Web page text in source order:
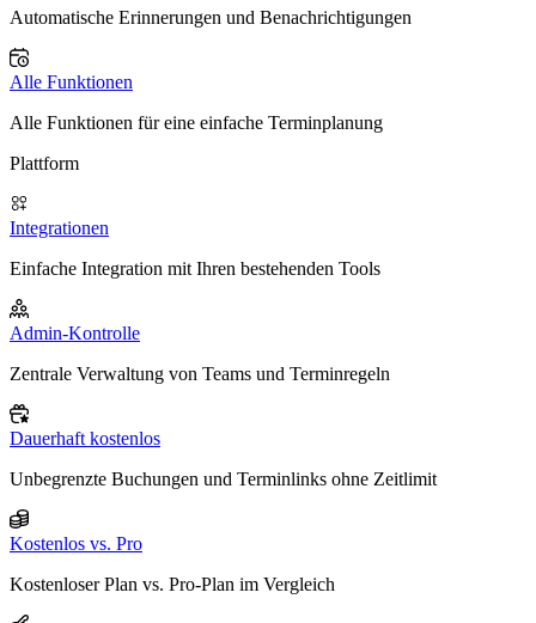
Automatische Erinnerungen und Benachrichtigungen
Alle Funktionen
Alle Funktionen für eine einfache Terminplanung
Plattform
Integrationen
Einfache Integration mit Ihren bestehenden Tools
Admin-Kontrolle
Zentrale Verwaltung von Teams und Terminregeln
Dauerhaft kostenlos
Unbegrenzte Buchungen und Terminlinks ohne Zeitlimit
Kostenlos vs. Pro
Kostenloser Plan vs. Pro-Plan im Vergleich